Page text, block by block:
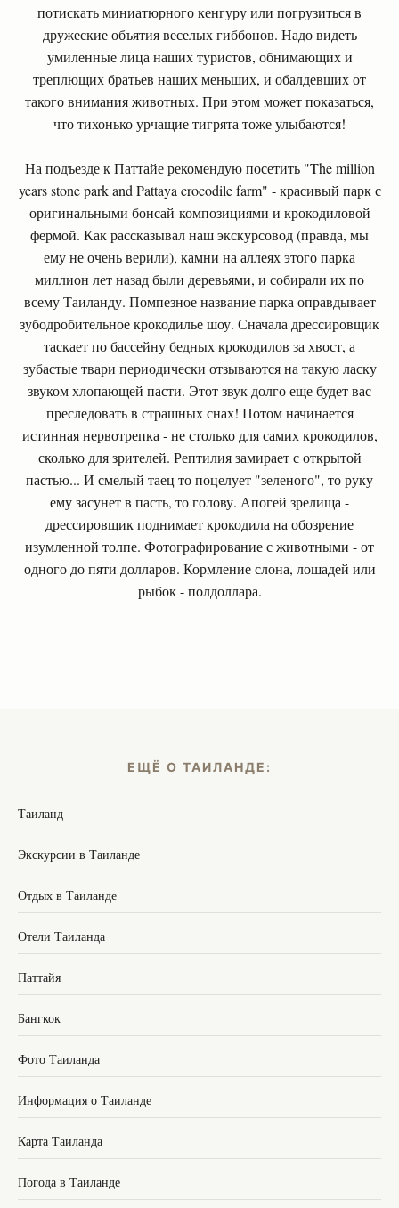
потискать миниатюрного кенгуру или погрузиться в
дружеские объятия веселых гиббонов. Надо видеть
умиленные лица наших туристов, обнимающих и
треплющих братьев наших меньших, и обалдевших от
такого внимания животных. При этом может показаться,
что тихонько урчащие тигрята тоже улыбаются!
На подъезде к Паттайе рекомендую посетить "The million
years stone park and Pattaya crocodile farm" - красивый парк с
оригинальными бонсай-композициями и крокодиловой
фермой. Как рассказывал наш экскурсовод (правда, мы
ему не очень верили), камни на аллеях этого парка
миллион лет назад были деревьями, и собирали их по
всему Таиланду. Помпезное название парка оправдывает
зубодробительное крокодилье шоу. Сначала дрессировщик
таскает по бассейну бедных крокодилов за хвост, а
зубастые твари периодически отзываются на такую ласку
звуком хлопающей пасти. Этот звук долго еще будет вас
преследовать в страшных снах! Потом начинается
истинная нервотрепка - не столько для самих крокодилов,
сколько для зрителей. Рептилия замирает с открытой
пастью... И смелый таец то поцелует "зеленого", то руку
ему засунет в пасть, то голову. Апогей зрелища -
дрессировщик поднимает крокодила на обозрение
изумленной толпе. Фотографирование с животными - от
одного до пяти долларов. Кормление слона, лошадей или
рыбок - полдоллара.
ЕЩЁ О ТАИЛАНДЕ:
Таиланд
Экскурсии в Таиланде
Отдых в Таиланде
Отели Таиланда
Паттайя
Бангкок
Фото Таиланда
Информация о Таиланде
Карта Таиланда
Погода в Таиланде